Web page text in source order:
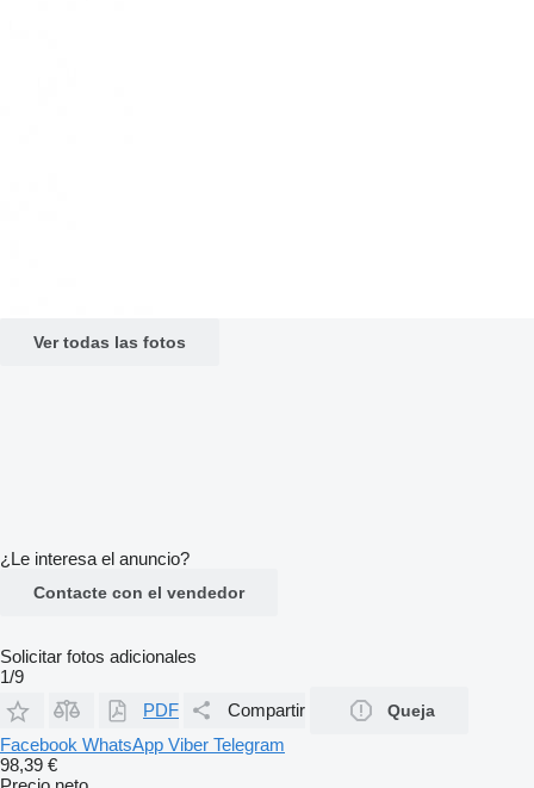
Ver todas las fotos
¿Le interesa el anuncio?
Contacte con el vendedor
Solicitar fotos adicionales
1/9
PDF
Compartir Queja
Facebook WhatsApp Viber Telegram
98,39 €